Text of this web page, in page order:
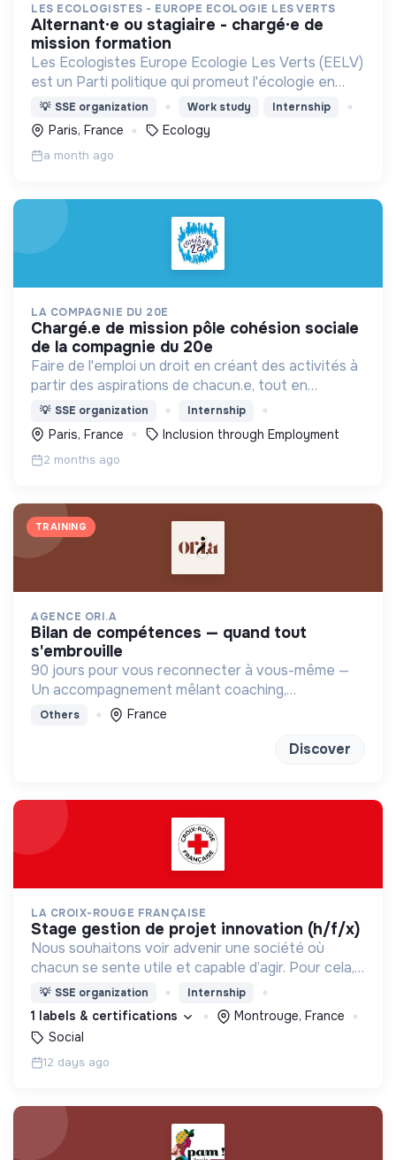
LES ECOLOGISTES - EUROPE ECOLOGIE LES VERTS
alternant·e ou stagiaire - chargé·e de
mission formation
Les Ecologistes Europe Ecologie Les Verts (EELV)
est un Parti politique qui promeut l'écologie en
France et en Europe.
💡 SSE organization Work study Internship
Paris, France Ecology
a month ago
LA COMPAGNIE DU 20E
chargé.e de mission pôle cohésion sociale
de la compagnie du 20e
Faire de l'emploi un droit en créant des activités à
partir des aspirations de chacun.e, tout en
apportant des solutions innovantes aux besoins
d'un territoire.
💡 SSE organization Internship
Paris, France Inclusion through Employment
2 months ago
TRAINING
AGENCE ORI.A
bilan de compétences — quand tout
s'embrouille
90 jours pour vous reconnecter à vous-même —
Un accompagnement mêlant coaching,
sophrologie et outils introspectifs pour (re)trouver
un projet qui vous ressemble
Others France
Discover
LA CROIX-ROUGE FRANÇAISE
stage gestion de projet innovation (h/f/x)
Nous souhaitons voir advenir une société où
chacun se sente utile et capable d’agir. Pour cela,
nous proposons des moyens et des lieux
d’engagement innovants et adaptés à tous.
💡 SSE organization Internship
1 labels & certifications
Montrouge, France
Social
12 days ago